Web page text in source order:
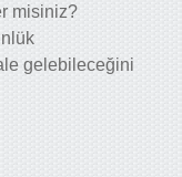
misiniz?
gelebileceğini